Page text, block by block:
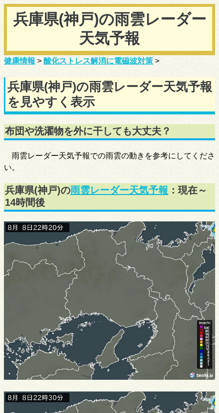
兵庫県(神戸)の雨雲レーダー
天気予報
健康情報 > 酸化ストレス解消に電磁波対策 >
兵庫県(神戸)の雨雲レーダー天気予報
を見やすく表示
布団や洗濯物を外に干しても大丈夫？
雨雲レーダー天気予報での雨雲の動きを参考にしてくださ
い。
兵庫県(神戸)の雨雲レーダー天気予報 ：現在～
14時間後